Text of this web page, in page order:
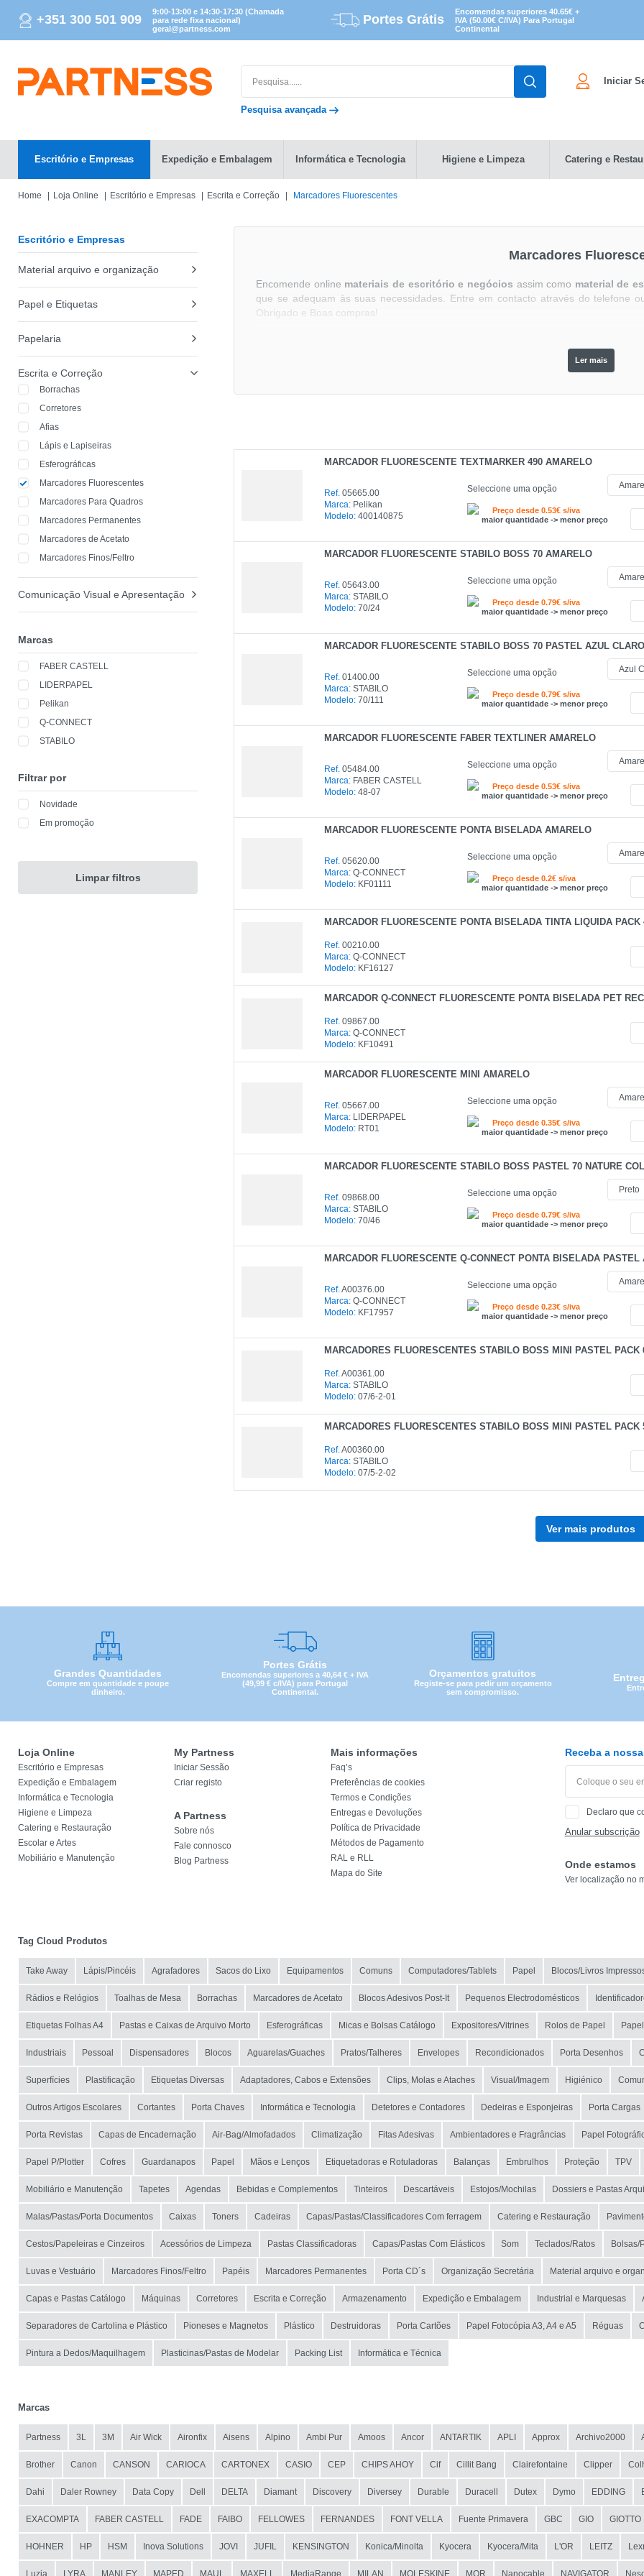
+351 300 501 909
9:00-13:00 e 14:30-17:30 (Chamada
para rede fixa nacional)
geral@partness.com
Portes Grátis
Encomendas superiores 40.65€ +
IVA (50.00€ C/IVA) Para Portugal
Continental
Pesquisa avançada
Iniciar
Escritório e Empresas Expedição e Embalagem Informática e Tecnologia Higiene e Limpeza Catering e
Home Loja Online Escritório e Empresas Escrita e Correção Marcadores Fluorescentes
Escritório e Empresas
Material arquivo e organização
Papel e Etiquetas
Papelaria
Escrita e Correção
Borrachas
Corretores
Afias
Lápis e Lapiseiras
Esferográficas
Marcadores Fluorescentes
Marcadores Para Quadros
Marcadores Permanentes
Marcadores de Acetato
Marcadores Finos/Feltro
Comunicação Visual e Apresentação
Marcas
FABER CASTELL
LIDERPAPEL
Pelikan
Q-CONNECT
STABILO
Filtrar por
Novidade
Em promoção
Limpar filtros
Marcadores
Encomende online materiais de escritório e negócios assim como material de
que se adequam às suas necessidades. Entre em contacto através do telefone
Obrigado e Boas compras!
Ler mais
MARCADOR FLUORESCENTE TEXTMARKER 490 AMARELO
Ref. 05665.00
Marca: Pelikan
Modelo: 400140875
Seleccione uma opção
Preço desde 0.53€ s/iva
maior quantidade -> menor preço
MARCADOR FLUORESCENTE STABILO BOSS 70 AMARELO
Ref. 05643.00
Marca: STABILO
Modelo: 70/24
Seleccione uma opção
Preço desde 0.79€ s/iva
maior quantidade -> menor preço
MARCADOR FLUORESCENTE STABILO BOSS 70 PASTEL AZUL CLARO
Ref. 01400.00
Marca: STABILO
Modelo: 70/111
Seleccione uma opção
Preço desde 0.79€ s/iva
maior quantidade -> menor preço
MARCADOR FLUORESCENTE FABER TEXTLINER AMARELO
Ref. 05484.00
Marca: FABER CASTELL
Modelo: 48-07
Seleccione uma opção
Preço desde 0.53€ s/iva
maior quantidade -> menor preço
MARCADOR FLUORESCENTE PONTA BISELADA AMARELO
Ref. 05620.00
Marca: Q-CONNECT
Modelo: KF01111
Seleccione uma opção
Preço desde 0.2€ s/iva
maior quantidade -> menor preço
MARCADOR FLUORESCENTE PONTA BISELADA TINTA LIQUIDA
Ref. 00210.00
Marca: Q-CONNECT
Modelo: KF16127
MARCADOR Q-CONNECT FLUORESCENTE PONTA BISELADA PET
Ref. 09867.00
Marca: Q-CONNECT
Modelo: KF10491
MARCADOR FLUORESCENTE MINI AMARELO
Ref. 05667.00
Marca: LIDERPAPEL
Modelo: RT01
Seleccione uma opção
Preço desde 0.35€ s/iva
maior quantidade -> menor preço
MARCADOR FLUORESCENTE STABILO BOSS PASTEL 70 NATURE
Ref. 09868.00
Marca: STABILO
Modelo: 70/46
Seleccione uma opção
Preço desde 0.79€ s/iva
maior quantidade -> menor preço
MARCADOR FLUORESCENTE Q-CONNECT PONTA BISELADA PASTEL
Ref. A00376.00
Marca: Q-CONNECT
Modelo: KF17957
Seleccione uma opção
Preço desde 0.23€ s/iva
maior quantidade -> menor preço
MARCADORES FLUORESCENTES STABILO BOSS MINI PASTEL PACK
Ref. A00361.00
Marca: STABILO
Modelo: 07/6-2-01
MARCADORES FLUORESCENTES STABILO BOSS MINI PASTEL PACK
Ref. A00360.00
Marca: STABILO
Modelo: 07/5-2-02
Ver mais produtos
Grandes Quantidades
Compre em quantidade e poupe
dinheiro.
Portes Grátis
Encomendas superiores a 40,64 € + IVA
(49,99 € c/IVA) para Portugal
Continental.
Orçamentos gratuitos
Registe-se para pedir um orçamento
sem compromisso.
Loja Online
Escritório e Empresas
Expedição e Embalagem
Informática e Tecnologia
Higiene e Limpeza
Catering e Restauração
Escolar e Artes
Mobiliário e Manutenção
My Partness
Iniciar Sessão
Criar registo
A Partness
Sobre nós
Fale connosco
Blog Partness
Mais informações
Faq’s
Preferências de cookies
Termos e Condições
Entregas e Devoluções
Política de Privacidade
Métodos de Pagamento
RAL e RLL
Mapa do Site
Receba a
Declaro que
Anular subscrição
Onde estamos
Ver localização no
Tag Cloud Produtos
Take Away Lápis/Pincéis Agrafadores Sacos do Lixo Equipamentos Comuns Computadores/Tablets Papel Blocos/Livros
Rádios e Relógios Toalhas de Mesa Borrachas Marcadores de Acetato Blocos Adesivos Post-It Pequenos Electrodomésticos
Etiquetas Folhas A4 Pastas e Caixas de Arquivo Morto Esferográficas Micas e Bolsas Catálogo Expositores/Vitrines Rolos de Papel
Industriais Pessoal Dispensadores Blocos Aguarelas/Guaches Pratos/Talheres Envelopes Recondicionados Porta Desenhos
Superfícies Plastificação Etiquetas Diversas Adaptadores, Cabos e Extensões Clips, Molas e Ataches Visual/Imagem Higiénico
Outros Artigos Escolares Cortantes Porta Chaves Informática e Tecnologia Detetores e Contadores Dedeiras e Esponjeiras Porta Cargas
Porta Revistas Capas de Encadernação Air-Bag/Almofadados Climatização Fitas Adesivas Ambientadores e Fragrâncias Papel
Papel P/Plotter Cofres Guardanapos Papel Mãos e Lenços Etiquetadoras e Rotuladoras Balanças Embrulhos Proteção TPV
Mobiliário e Manutenção Tapetes Agendas Bebidas e Complementos Tinteiros Descartáveis Estojos/Mochilas Dossiers e Pastas
Malas/Pastas/Porta Documentos Caixas Toners Cadeiras Capas/Pastas/Classificadores Com ferragem Catering e Restauração
Cestos/Papeleiras e Cinzeiros Acessórios de Limpeza Pastas Classificadoras Capas/Pastas Com Elásticos Som Teclados/Ratos Bolsas/
Luvas e Vestuário Marcadores Finos/Feltro Papéis Marcadores Permanentes Porta CD´s Organização Secretária Material arquivo e
Capas e Pastas Catálogo Máquinas Corretores Escrita e Correção Armazenamento Expedição e Embalagem Industrial e Marquesas
Separadores de Cartolina e Plástico Pioneses e Magnetos Plástico Destruidoras Porta Cartões Papel Fotocópia A3, A4 e A5 Réguas
Pintura a Dedos/Maquilhagem Plasticinas/Pastas de Modelar Packing List Informática e Técnica
Marcas
Partness 3L 3M Air Wick Aironfix Aisens Alpino Ambi Pur Amoos Ancor ANTARTIK APLI Approx Archivo2000
Brother Canon CANSON CARIOCA CARTONEX CASIO CEP CHIPS AHOY Cif Cillit Bang Clairefontaine Clipper
Dahi Daler Rowney Data Copy Dell DELTA Diamant Discovery Diversey Durable Duracell Dutex Dymo EDDING
EXACOMPTA FABER CASTELL FADE FAIBO FELLOWES FERNANDES FONT VELLA Fuente Primavera GBC GIO GIOTTO
HOHNER HP HSM Inova Solutions JOVI JUFIL KENSINGTON Konica/Minolta Kyocera Kyocera/Mita L'OR LEITZ
Luzia LYRA MANLEY MAPED MAUL MAXELL MediaRange MILAN MOLESKINE MOR Nanocable NAVIGATOR
CATEGORIA
REF
EAN
NOME
MARCA